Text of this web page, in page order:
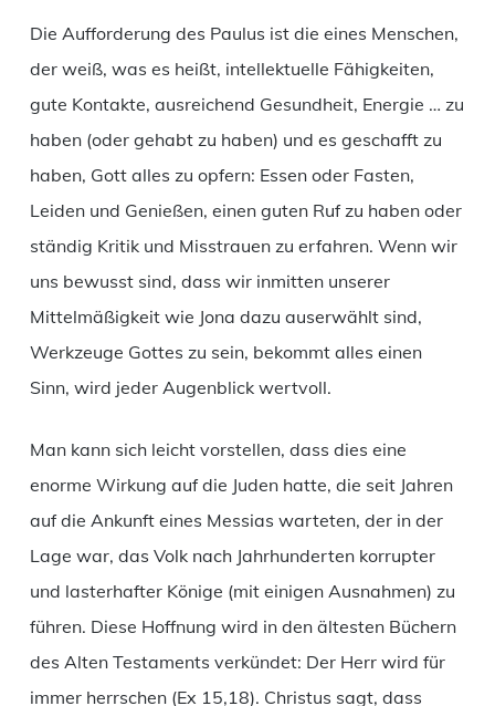
Die Aufforderung des Paulus ist die eines Menschen,
der weiß, was es heißt, intellektuelle Fähigkeiten,
gute Kontakte, ausreichend Gesundheit, Energie … zu
haben (oder gehabt zu haben) und es geschafft zu
haben, Gott alles zu opfern: Essen oder Fasten,
Leiden und Genießen, einen guten Ruf zu haben oder
ständig Kritik und Misstrauen zu erfahren. Wenn wir
uns bewusst sind, dass wir inmitten unserer
Mittelmäßigkeit wie Jona dazu auserwählt sind,
Werkzeuge Gottes zu sein, bekommt alles einen
Sinn, wird jeder Augenblick wertvoll.
Man kann sich leicht vorstellen, dass dies eine
enorme Wirkung auf die Juden hatte, die seit Jahren
auf die Ankunft eines Messias warteten, der in der
Lage war, das Volk nach Jahrhunderten korrupter
und lasterhafter Könige (mit einigen Ausnahmen) zu
führen. Diese Hoffnung wird in den ältesten Büchern
des Alten Testaments verkündet: Der Herr wird für
immer herrschen (Ex 15,18). Christus sagt, dass